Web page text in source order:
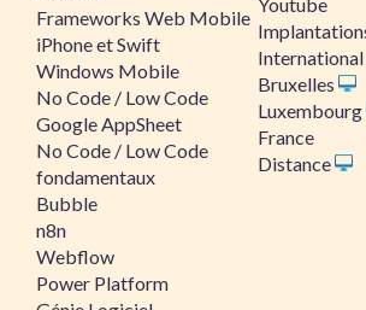
Frameworks Web Mobile
iPhone et Swift
Windows Mobile
No Code / Low Code
Google AppSheet
No Code / Low Code
fondamentaux
Bubble
n8n
Webflow
Power Platform
International
Bruxelles
Luxembourg
France
Distance